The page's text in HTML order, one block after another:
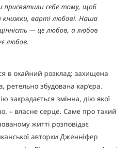
присвятили себе тому, щоб
книжки, варті любові. Наша
— це любов, а любов
любов.
в охайний розклад: захищена
ретельно збудована кар’єра.
закрадається змінна, дію якої
– власне серце. Саме про такий
житті розповідає
авторки Дженніфер